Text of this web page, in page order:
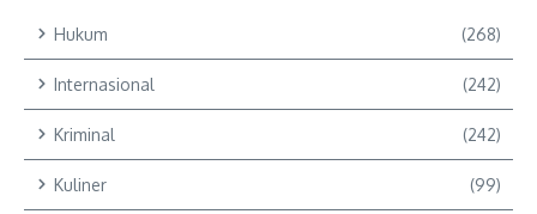
Hukum (268)
Internasional (242)
Kriminal (242)
Kuliner (99)